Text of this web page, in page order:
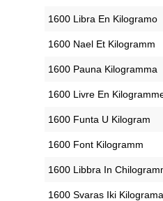
‎1600 Libra En Kilogramo
‎1600 Nael Et Kilogramm
‎1600 Pauna Kilogramma
‎1600 Livre En
‎1600 Funta U Kilogram
‎1600 Font Kilogramm
‎1600 Libbra In
‎1600 Svaras Iki